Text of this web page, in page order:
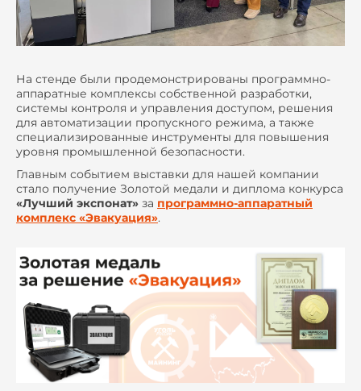
На стенде были продемонстрированы программно-
аппаратные комплексы собственной разработки,
системы контроля и управления доступом, решения
для автоматизации пропускного режима, а также
специализированные инструменты для повышения
уровня промышленной безопасности.
Главным событием выставки для нашей компании
стало получение Золотой медали и диплома конкурса
«Лучший экспонат» за программно-аппаратный
комплекс «Эвакуация».